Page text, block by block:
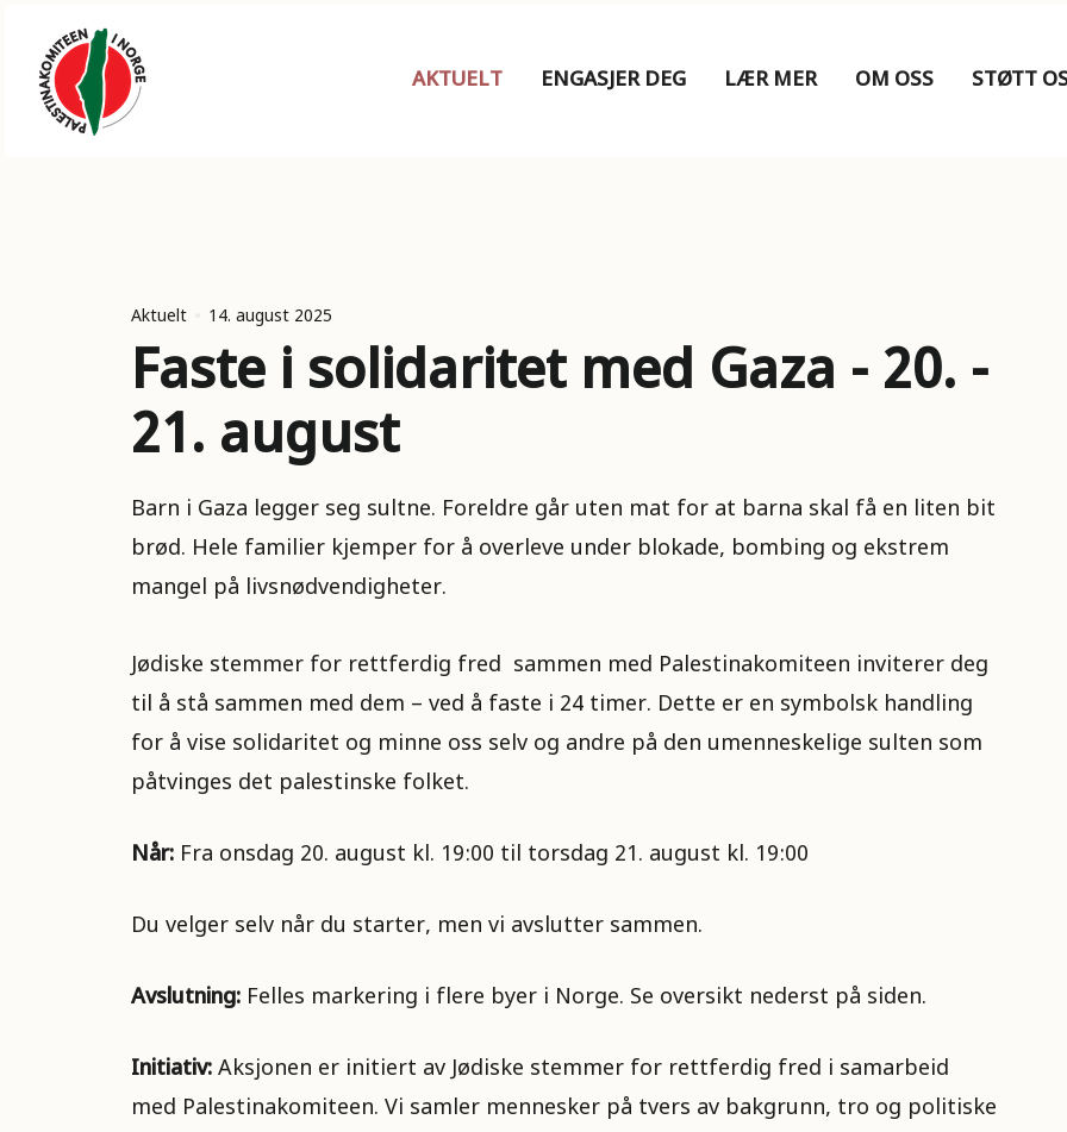
AKTUELT ENGASJER DEG LÆR MER OM OSS STØTT
Aktuelt 14. august 2025
Faste i solidaritet med Gaza - 20. -
21. august
Barn i Gaza legger seg sultne. Foreldre går uten mat for at barna skal få en liten bit
brød. Hele familier kjemper for å overleve under blokade, bombing og ekstrem
mangel på livsnødvendigheter.
Jødiske stemmer for rettferdig fred sammen med Palestinakomiteen inviterer deg
til å stå sammen med dem – ved å faste i 24 timer. Dette er en symbolsk handling
for å vise solidaritet og minne oss selv og andre på den umenneskelige sulten som
påtvinges det palestinske folket.
Når: Fra onsdag 20. august kl. 19:00 til torsdag 21. august kl. 19:00
Du velger selv når du starter, men vi avslutter sammen.
Avslutning: Felles markering i flere byer i Norge. Se oversikt nederst på siden.
Initiativ: Aksjonen er initiert av Jødiske stemmer for rettferdig fred i samarbeid
med Palestinakomiteen. Vi samler mennesker på tvers av bakgrunn, tro og politiske